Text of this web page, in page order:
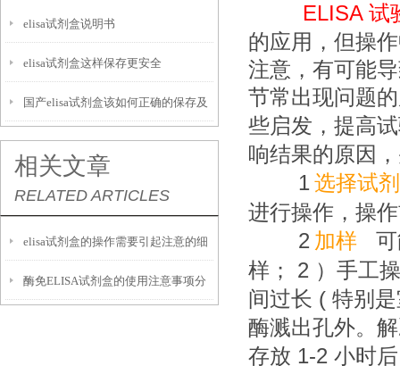
elisa试剂盒说明书
elisa试剂盒这样保存更安全
国产elisa试剂盒该如何正确的保存及
运输呢？
相关文章
RELATED ARTICLES
elisa试剂盒的操作需要引起注意的细
节
酶免ELISA试剂盒的使用注意事项分
ELISA 试
的应用，但操
注意，有可能
节常出现问题
些启发，提高
响结果的原因
1选择试剂
进行操作，操
2 加样
样；
2 ）手工
间过长 ( 特别
酶溅出孔外。
存放 1-2 小时